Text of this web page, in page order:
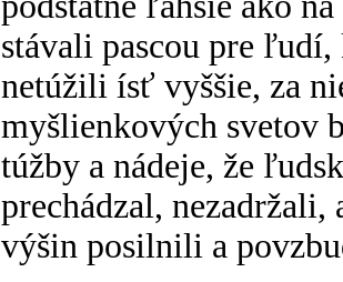
stávali pascou pre
netúžili ísť vyššie, za
myšlienkových svetov
túžby a nádeje, že
prechádzal,
výšin posilnili a